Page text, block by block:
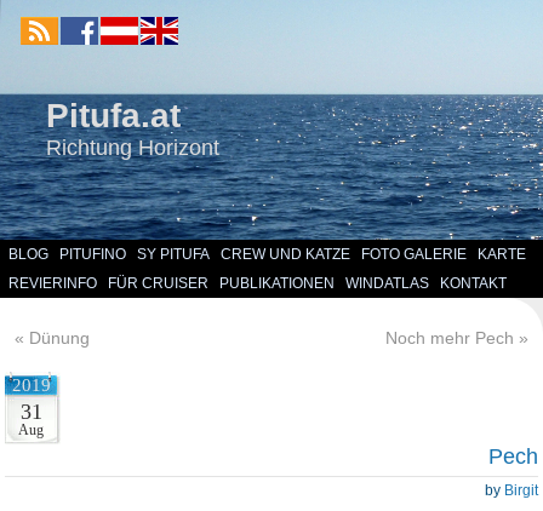
Pitufa.at
Richtung Horizont
BLOG PITUFINO SY PITUFA CREW UND KATZE FOTO GALERIE
KARTE
REVIERINFO
FÜR CRUISER PUBLIKATIONEN WINDATLAS KONTAKT
« Dünung Noch mehr Pech »
2019
31
Aug
Pech
by Birgit